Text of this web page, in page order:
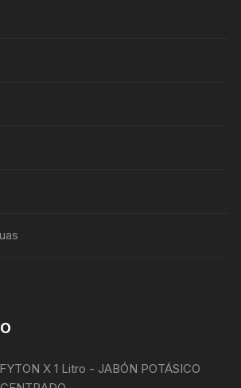
X 1 Litro - JABÓN POTÁSICO